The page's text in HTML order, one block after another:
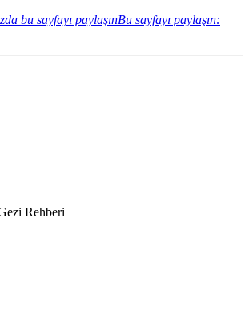
bu sayfayı paylaşınBu sayfayı paylaşın:
Rehberi